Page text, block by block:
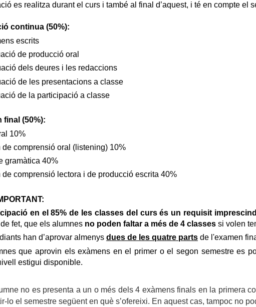
es realitza durant el curs i també al final d’aquest, i té en compte el
continua (50%):
escrits
de producció oral
dels deures i les redaccions
de les presentacions a classe
de la participació a classe
final (50%):
10%
de comprensió oral (listening) 10%
gramàtica 40%
de comprensió lectora i de producció escrita 40%
en el 85% de les classes del curs és un requisit
fet, que els alumnes no poden faltar a més de 4 classes si volen
han d’aprovar almenys dues de les quatre parts de l'examen
que aprovin els exàmens en el primer o el segon semestre es
estigui disponible.
no es presenta a un o més dels 4 exàmens finals en la primera
lo el semestre següent en què s’ofereixi. En aquest cas, tampoc no